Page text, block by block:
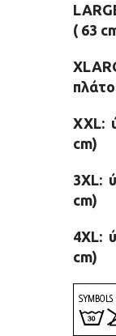
( 63
XXL:
cm)
3XL:
cm)
4XL:
cm)